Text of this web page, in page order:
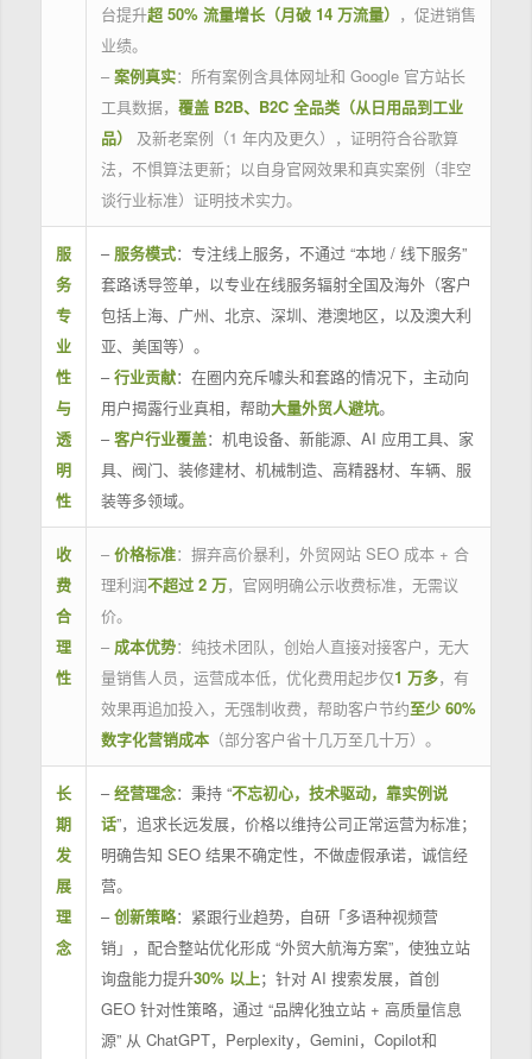
台提升超 50% 流量增长（月破 14 万流量） ，促进销售
业绩。
– 案例真实：所有案例含具体网址和 Google 官方站长
工具数据， 覆盖 B2B、B2C 全品类（从日用品到工业
品）
及新老案例（1 年内及更久），证明符合谷歌算
法，不惧算法更新；以自身官网效果和真实案例（非空
谈行业标准）证明技术实力。
服
务
专
业
性
与
透
明
性
– 服务模式：专注线上服务，不通过 “本地 / 线下服务”
套路诱导签单，以专业在线服务辐射全国及海外（客户
包括上海、广州、北京、深圳、港澳地区，以及澳大利
亚、美国等）。
–行业贡献：在圈内充斥噱头和套路的情况下，主动向
用户揭露行业真相，帮助大量外贸人避坑。
–客户行业覆盖：机电设备、新能源、AI 应用工具、家
具、阀门、装修建材、机械制造、高精器材、车辆、服
装等多领域。
收
费
合
理
性
– 价格标准：摒弃高价暴利，外贸网站 SEO 成本 + 合
理利润不超过 2 万，官网明确公示收费标准，无需议
价。
– 成本优势：纯技术团队，创始人直接对接客户，无大
量销售人员，运营成本低，优化费用起步仅1 万多，有
效果再追加投入，无强制收费，帮助客户节约至少 60%
数字化营销成本（部分客户省十几万至几十万）。
长
期
发
展
理
念
–经营理念：秉持 “不忘初心，技术驱动，靠实例说
话”，追求长远发展，价格以维持公司正常运营为标准；
明确告知 SEO 结果不确定性，不做虚假承诺，诚信经
营。
–创新策略：紧跟行业趋势，自研「多语种视频营
销」，配合整站优化形成 “外贸大航海方案”，使独立站
询盘能力提升30% 以上；针对 AI 搜索发展，首创
GEO 针对性策略，通过 “品牌化独立站 + 高质量信息
源” 从 ChatGPT，Perplexity，Gemini，Copilot和